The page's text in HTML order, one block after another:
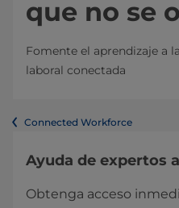
que no se
Fomente el aprendizaje a
laboral conectada
Connected Workforce
Ayuda de expertos
Obtenga acceso